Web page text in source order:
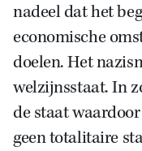
nadeel dat het
economische
doelen. Het
welzijnsstaat. In
de staat
geen totalitaire